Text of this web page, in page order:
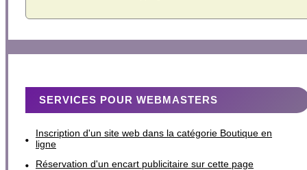
SERVICES POUR WEBMASTERS
Inscription d'un site web dans la catégorie Boutique en
ligne
Réservation d'un encart publicitaire sur cette page